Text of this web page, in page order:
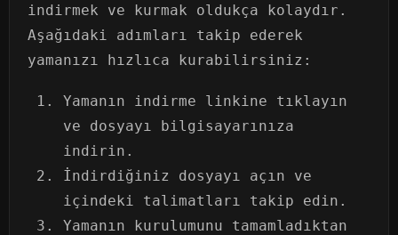
indirmek ve kurmak oldukça kolaydır.
Aşağıdaki adımları takip ederek
yamanızı hızlıca kurabilirsiniz:
Yamanın indirme linkine tıklayın
ve dosyayı bilgisayarınıza
indirin.
İndirdiğiniz dosyayı açın ve
içindeki talimatları takip edin.
Yamanın kurulumunu tamamladıktan